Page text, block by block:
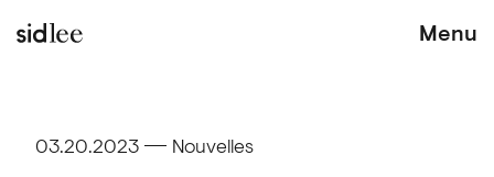
Menu
03.20.2023 Nouvelles